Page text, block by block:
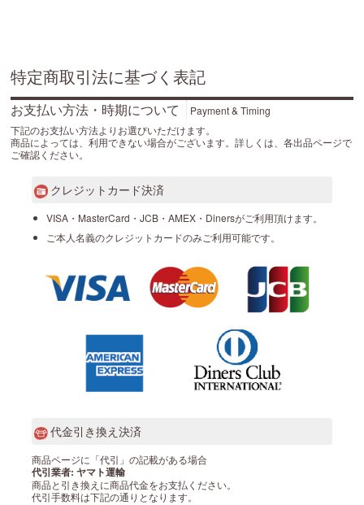
特定商取引法に基づく表記
お支払い方法・時期について
Payment & Timing
下記のお支払い方法よりお選びいただけます。
商品によっては、利用できない場合がございます。詳しくは、各出品ページで
ご確認ください。
クレジットカード決済
VISA・MasterCard・JCB・AMEX・Dinersがご利用頂けます。
ご本人名義のクレジットカードのみご利用可能です。
代金引き換え決済
商品ページに「代引」の記載がある場合
代引業者: ヤマト運輸
商品と引き換えに商品代金をお支払ください。
代引手数料は下記の通りとなります。